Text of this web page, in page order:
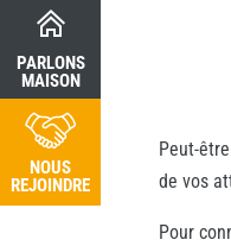
PARLONS
MAISON
NOUS
REJOINDRE
Peut-
de vos
Pour
PARLONS
MAISON
NOUS
REJOINDRE